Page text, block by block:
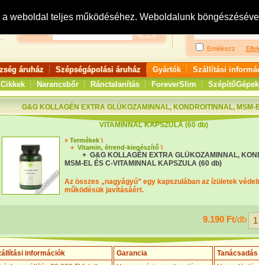
weboldal teljes működéséhez. Weboldalunk
Keresés:
Bejelentkezés:
Emlékezz
áruház Szépségápolási áruház Gyártók Szállítási
Cikkek Narancsbőr Ránctalanítás ForeverSlim SzépítőGépek
G&G KOLLAGÉN EXTRA GLÜKOZAMINNAL, KONDROITINNAL, MSM-
VITAMINNAL KAPSZULA (60 db)
» Termékek \
+ Vitamin, étrend-kiegészítő \
+ G&G KOLLAGÉN EXTRA GLÜKOZAMINNAL,
MSM-EL ÉS C-VITAMINNAL KAPSZULA (60 db)
Az összes „nagyágyú” egy kapszulában az ízületek
működésük javításáért.
9.190 Ft/db
információk
Garancia
Tanácsadás